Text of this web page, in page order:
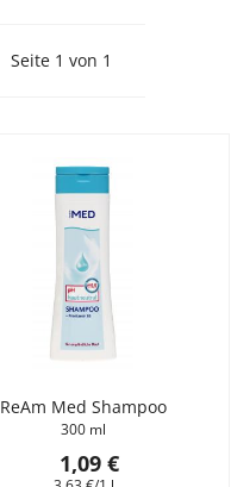
Vorherige Seite
Seite 1 von 1
ReAm Med Shampoo
300 ml
1,09 €